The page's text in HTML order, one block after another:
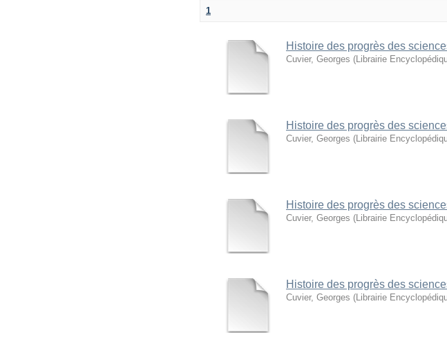
1
Histoire des progrès des
Cuvier, Georges (Librairie
Histoire des progrès des
Cuvier, Georges (Librairie
Histoire des progrès des
Cuvier, Georges (Librairie
Histoire des progrès des
Cuvier, Georges (Librairie